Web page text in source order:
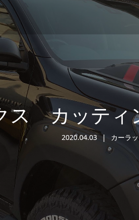
ス カッティ
2020.04.03 カーラ